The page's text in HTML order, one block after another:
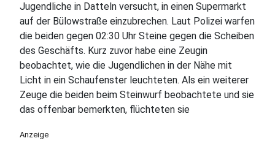
Jugendliche in Datteln versucht, in einen Supermarkt
auf der Bülowstraße einzubrechen. Laut Polizei warfen
die beiden gegen 02:30 Uhr Steine gegen die Scheiben
des Geschäfts. Kurz zuvor habe eine Zeugin
beobachtet, wie die Jugendlichen in der Nähe mit
Licht in ein Schaufenster leuchteten. Als ein weiterer
Zeuge die beiden beim Steinwurf beobachtete und sie
das offenbar bemerkten, flüchteten sie
Anzeige